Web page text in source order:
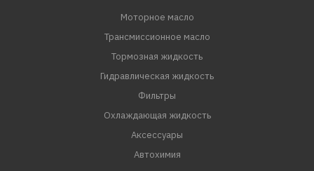
Моторное масло
Трансмиссионное масло
Тормозная жидкость
Гидравлическая жидкость
Фильтры
Охлаждающая жидкость
Аксессуары
Автохимия